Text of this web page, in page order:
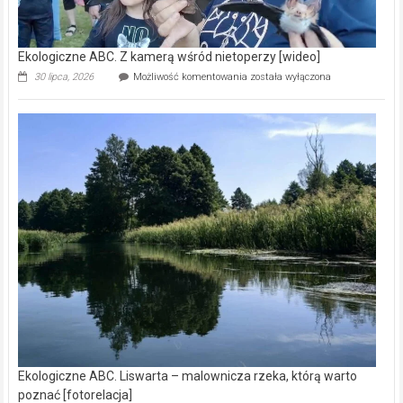
Ekologiczne ABC. Z kamerą wśród nietoperzy [wideo]
30 lipca, 2026 Możliwość komentowania Ekologiczne
kamerą
wśród
została wyłączona
Ekologiczne ABC. Liswarta – malownicza rzeka, którą warto
poznać [fotorelacja]